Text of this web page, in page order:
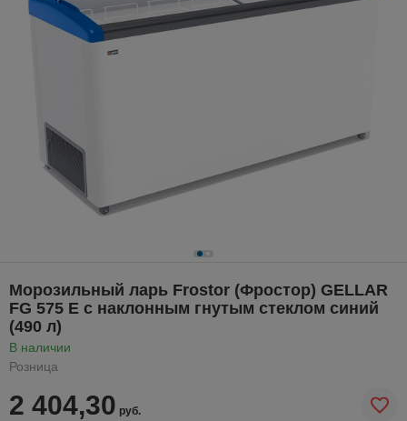
Морозильный ларь Frostor (Фростор) GELLAR
FG 575 E с наклонным гнутым стеклом синий
(490 л)
В наличии
Розница
2 404,30 руб.